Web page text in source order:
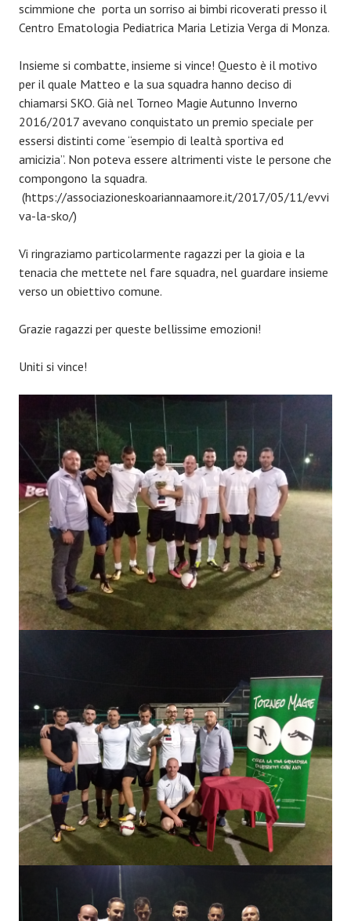
scimmione che porta un sorriso ai bimbi ricoverati presso il
Centro Ematologia Pediatrica Maria Letizia Verga di Monza.
Insieme si combatte, insieme si vince! Questo è il motivo
per il quale Matteo e la sua squadra hanno deciso di
chiamarsi SKO. Già nel Torneo Magie Autunno Inverno
2016/2017 avevano conquistato un premio speciale per
essersi distinti come “esempio di lealtà sportiva ed
amicizia”. Non poteva essere altrimenti viste le persone che
compongono la squadra.
(https://associazioneskoariannaamore.it/2017/05/11/evvi
va-la-sko/)
Vi ringraziamo particolarmente ragazzi per la gioia e la
tenacia che mettete nel fare squadra, nel guardare insieme
verso un obiettivo comune.
Grazie ragazzi per queste bellissime emozioni!
Uniti si vince!